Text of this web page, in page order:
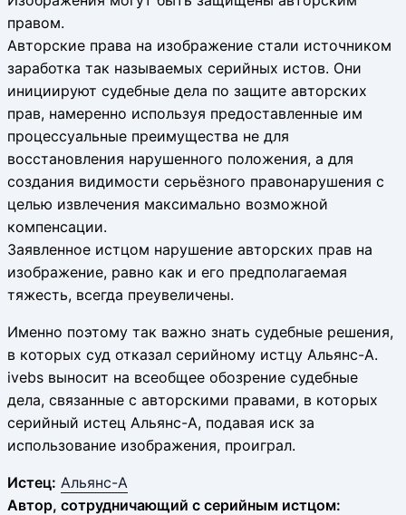
правом.
Авторские права на изображение стали источником
заработка так называемых серийных истов. Они
инициируют судебные дела по защите авторских
прав, намеренно используя предоставленные им
процессуальные преимущества не для
восстановления нарушенного положения, а для
создания видимости серьёзного правонарушения с
целью извлечения максимально возможной
компенсации.
Заявленное истцом нарушение авторских прав на
изображение, равно как и его предполагаемая
тяжесть, всегда преувеличены.
Именно поэтому так важно знать судебные решения,
в которых суд отказал серийному истцу Альянс-А.
ivebs выносит на всеобщее обозрение судебные
дела, связанные с авторскими правами, в которых
серийный истец Альянс-А, подавая иск за
использование изображения, проиграл.
Истец: Альянс-А
Автор, сотрудничающий с серийным истцом: